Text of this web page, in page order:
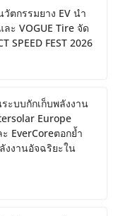
ตกรรมยาง EV นำ
ะ VOGUE Tire จัด
SPEED FEST 2026
ะบบกักเก็บพลังงาน
Europe
EverCoreตอกย้ำ
งงานอัจฉริยะใน